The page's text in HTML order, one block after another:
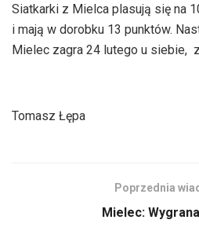
Siatkarki z Mielca plasują się na
i mają w dorobku 13 punktów.
Mielec zagra 24 lutego u siebie,
Tomasz Łępa
Poprzednia
Mielec: